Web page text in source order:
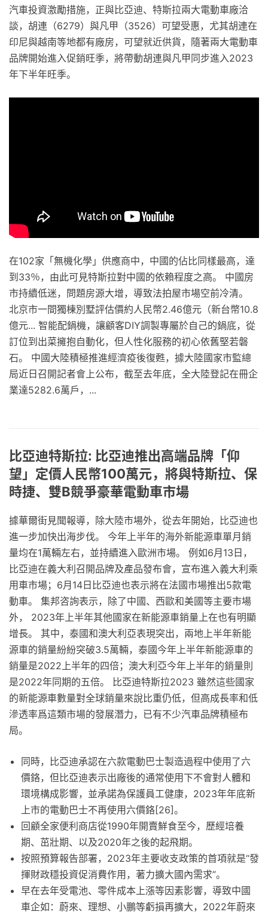
汽車投資激勵措施，正與比亞迪、特斯拉兩大電動車廠洽
談，胡連（6279）與凡甲（3526）可望受惠，尤其胡連在
印尼與越南等地都有廠房，可望就近供貨，隨著兩大電動車
品牌開始進入促銷旺季，將帶動胡連與凡甲同步進入2023
年下半年旺季。
在102家「無機化學」供應商中，中國的佔比同樣最高，達
到33％，由此可見特斯拉對中國的依賴程度之高。 中國房
市持續低迷，問題房源大增，導致法拍屋市場空前冷清。
北京市一間獨棟別墅評估價約人民幣2.46億元（新台幣10.8
億元... 智能配鍋機，讓顧客DIY調製專屬於自己的鍋底，從
訂位到出菜擁抱自動化，但人性化服務的初心依舊堅若磐
石。 中國大陸積極推進經濟疫後復甦，據大陸國家市監總
局近日召開記者會上公布，截至去年底，全大陸登記在冊企
業達5282.6萬戶，...
比亞迪特斯拉: 比亞迪推出高端品牌「仰
望」定價人民幣100萬元，將與特斯拉、保
時捷、雙B競爭豪華電動車市場
據華爾街見聞報導，除大陸市場外，從去年開始，比亞迪也
進一步加快出海步伐。 今年上半年的海外新能源車單月銷
量均在1萬輛左右，並持續進入歐洲市場。 例如6月13日，
比亞迪在義大利召開品牌及產品發布會，宣布進入義大利乘
用車市場；6月14日比亞迪也表示將在法國市場推出5款電
動車。 集邦咨詢表示，除了中國、西歐和美國等主要市場
外， 2023年上半年其他國家在新能源車銷量上在也有明顯
增長。 其中，泰國和澳大利亞表現突出，兩地上半年新能
源車的銷量紛紛突破3.5萬輛，泰國今年上半年新能源車的
銷量是2022上半年的四倍；澳大利亞今年上半年的銷量則
是2022年同期的五倍。 比亞迪特斯拉2023 雖然這些國家
的新能源車數量對全球銷量來說比重仍低，但高成長率和低
滲透率爲這類市場的發展潛力，已有不少汽車品牌積極布
局。
同時，比亞迪承認在六款電動巴士製造過程中使用了六
價鉻，但比亞迪表示出廠後的通常使用下不會對人體和
環境構成影響，並承諾為保護員工健康，2023年年底新
上市的電動巴士不再使用六價鉻[26]。
回顧全家便利商店從1990年開賣鮮食至今，歷經培養
期、茁壯期、以及2020年之後的起飛期。
按照預算報告部署，2023年主要收支政策的首項就是“發
揮財政穩投資促消費作用，著力擴大國內需求”。
早在去年受電池、零件成本上漲等因素影響，導致中國
車企如：蔚來、理想、小鵬等虧損再擴大，2022年蔚來